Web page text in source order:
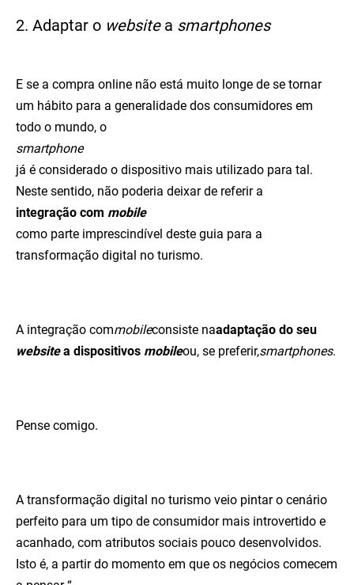
2. Adaptar o websitea smartphones
E se a compra online não está muito longe de se tornar
um hábito para a generalidade dos consumidores em
todo o mundo, o
smartphone
já é considerado o dispositivo mais utilizado para tal.
Neste sentido, não poderia deixar de referir a
integração com mobile
como parte imprescindível deste guia para a
transformação digital no turismo.
A integração commobileconsiste naadaptação do seu
websitea dispositivos mobileou, se preferir,smartphones.
Pense comigo.
A transformação digital no turismo veio pintar o cenário
perfeito para um tipo de consumidor mais introvertido e
acanhado, com atributos sociais pouco desenvolvidos.
Isto é, a partir do momento em que os negócios comecem